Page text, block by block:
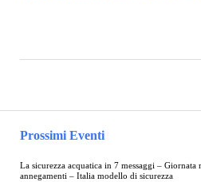
Prossimi Eventi
La sicurezza acquatica in 7 messaggi –
annegamenti – Italia modello di sicurezza